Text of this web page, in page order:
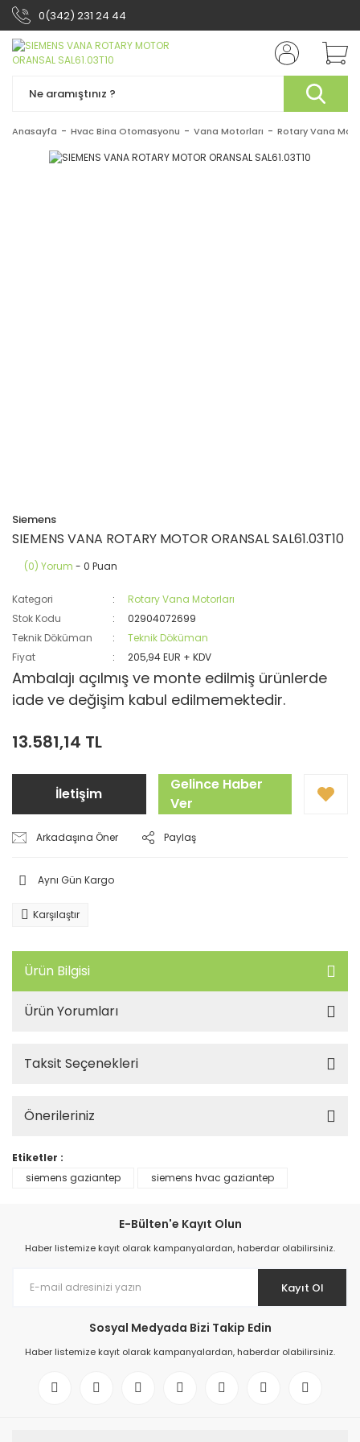
0(342) 231 24 44
Anasayfa Hvac Bina Otomasyonu Vana Motorları Rotary Vana
Siemens
SIEMENS VANA ROTARY MOTOR ORANSAL SAL61.03T10
(0) Yorum - 0 Puan
Kategori
Rotary Vana Motorları
Stok Kodu
02904072699
Teknik Döküman
Teknik Döküman
Fiyat
205,94 EUR + KDV
Ambalajı açılmış ve monte edilmiş ürünlerde
iade ve değişim kabul edilmemektedir.
13.581,14 TL
İletişim
Gelince Haber
Ver
Arkadaşına Öner Paylaş
Aynı Gün Kargo
Karşılaştır
Ürün Bilgisi
Ürün Yorumları
Taksit Seçenekleri
Önerileriniz
Etiketler :
siemens gaziantep
siemens hvac gaziantep
E-Bülten'e Kayıt Olun
Haber listemize kayıt olarak kampanyalardan, haberdar olabilirsiniz.
Kayıt Ol
Sosyal Medyada Bizi Takip Edin
Haber listemize kayıt olarak kampanyalardan, haberdar olabilirsiniz.